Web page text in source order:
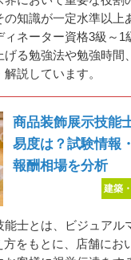
の知識が一定水準以上
ィネーター資格3級～1
げる勉強法や勉強時間
説しています。
商品装飾展示技能
易度は？試験情報
報酬相場を分析
建築
能士とは、ビジュアル
方をもとに、店舗にお